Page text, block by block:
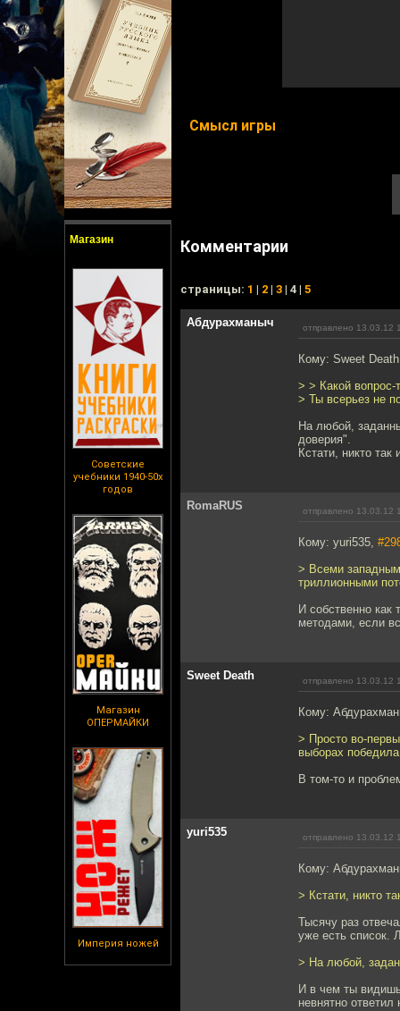
Магазин
Советские
учебники 1940-50х
годов
Магазин
ОПЕРМАЙКИ
Империя ножей
Смысл игры
Комментарии
cтраницы: 1 | 2 | 3 | 4 | 5
Абдурахманыч отправлено 13.03.12
Кому: Sweet
> > Какой вопрос-
> Ты всерьез не
На любой,
доверия".
Кстати, никто так
RomaRUS отправлено 13.03.12
Кому: yuri535,
> Всеми
триллионными
И собственно как
методами, если
Sweet Death отправлено 13.03.12
Кому:
> Просто во-
выборах
В том-то и
yuri535 отправлено 13.03.12
Кому:
> Кстати, никто
Тысячу раз
уже есть список.
> На любой,
И в чем ты
невнятно